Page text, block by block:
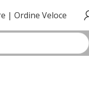
| Ordine Veloce